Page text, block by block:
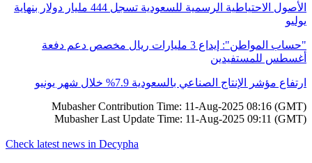
الأصول الاحتياطية الرسمية للسعودية تسجل 444 مليار دولار بنهاية
يوليو
"حساب المواطن": إيداع 3 مليارات ريال مخصص دعم دفعة
أغسطس للمستفيدين
ارتفاع مؤشر الإنتاج الصناعي بالسعودية 7.9% خلال شهر يونيو
Mubasher Contribution Time: 11-Aug-2025 08:16 (GMT)
Mubasher Last Update Time: 11-Aug-2025 09:11 (GMT)
Check latest news in Decypha